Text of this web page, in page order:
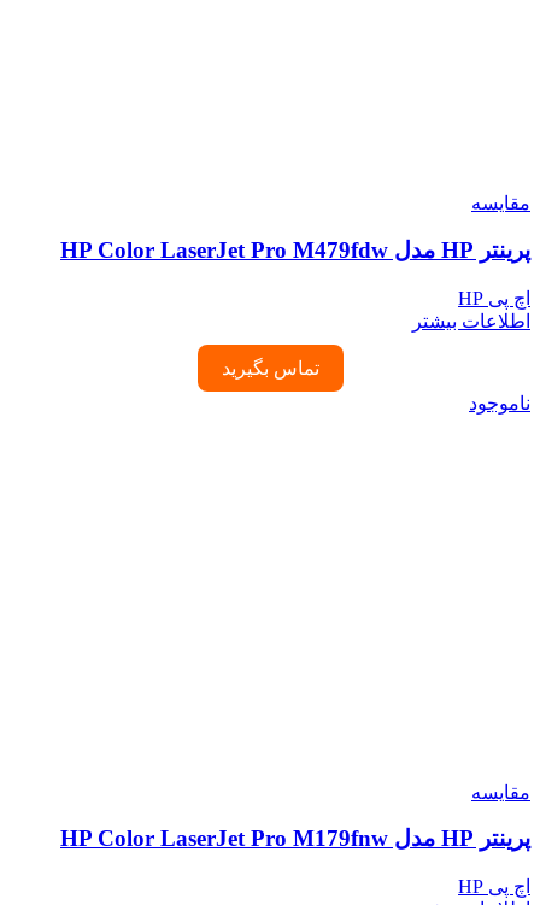
مقایسه
پرینتر HP مدل HP Color LaserJet Pro M479fdw
اچ پی HP
اطلاعات بیشتر
تماس بگیرید
ناموجود
مقایسه
پرینتر HP مدل HP Color LaserJet Pro M179fnw
اچ پی HP